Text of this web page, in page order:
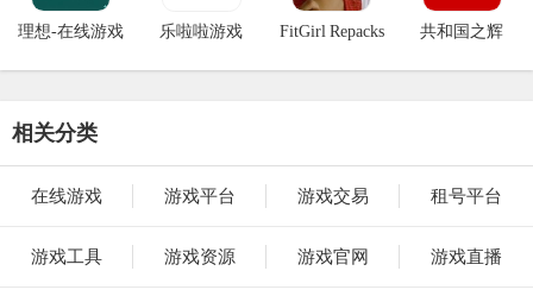
理想-在线游戏 乐啦啦游戏 FitGirl Repacks 共和国之辉
相关分类
在线游戏 游戏平台 游戏交易 租号平台
游戏工具 游戏资源 游戏官网 游戏直播